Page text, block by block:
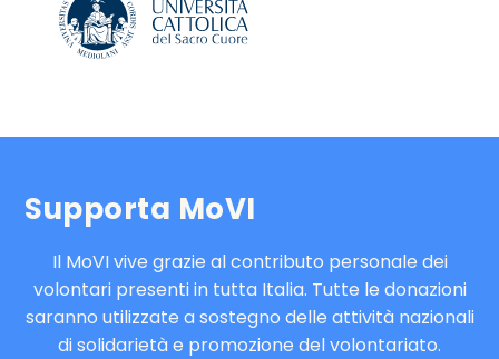
Supporta MoVI
Il MoVI vive grazie al contributo personale dei
volontari presenti in tutta Italia. Tutte le donazioni
saranno utilizzate a sostegno delle attività nazionali
di solidarietà e promozione del volontariato.